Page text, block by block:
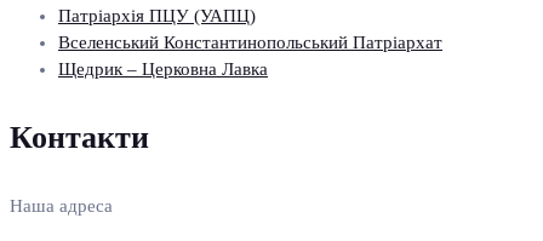
Патріархія ПЦУ (УАПЦ)
Вселенський Константинопольський Патріархат
Щедрик – Церковна Лавка
Контакти
Наша адреса